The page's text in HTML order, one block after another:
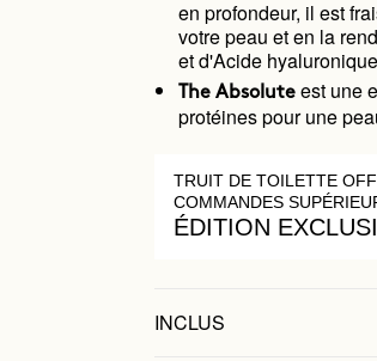
en profondeur, il est
votre peau et en la
et d'Acide
The Absolute est une
protéines pour une
TRUIT DE TOILETTE
COMMANDES
ÉDITION
INCLUS